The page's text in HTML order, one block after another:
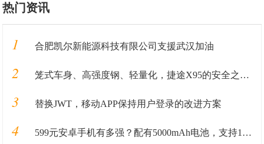
热门资讯
1 合肥凯尔新能源科技有限公司支援武汉加油
2 笼式车身、高强度钢、轻量化，捷途X95的安全之“道”
3 替换JWT，移动APP保持用户登录的改进方案
4 599元安卓手机有多强？配有5000mAh电池，支持18W快充